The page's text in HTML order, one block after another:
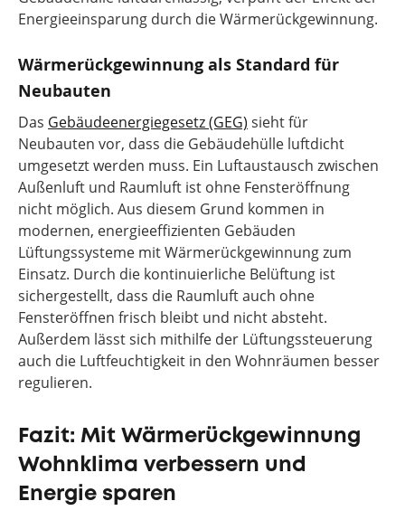
Energieeinsparung durch die Wärmerückgewinnung.
Wärmerückgewinnung als Standard für
Neubauten
Das Gebäudeenergiegesetz (GEG) sieht für
Neubauten vor, dass die Gebäudehülle luftdicht
umgesetzt werden muss. Ein Luftaustausch zwischen
Außenluft und Raumluft ist ohne Fensteröffnung
nicht möglich. Aus diesem Grund kommen in
modernen, energieeffizienten Gebäuden
Lüftungssysteme mit Wärmerückgewinnung zum
Einsatz. Durch die kontinuierliche Belüftung ist
sichergestellt, dass die Raumluft auch ohne
Fensteröffnen frisch bleibt und nicht absteht.
Außerdem lässt sich mithilfe der Lüftungssteuerung
auch die Luftfeuchtigkeit in den Wohnräumen besser
regulieren.
Fazit: Mit Wärmerückgewinnung
Wohnklima verbessern und
Energie sparen